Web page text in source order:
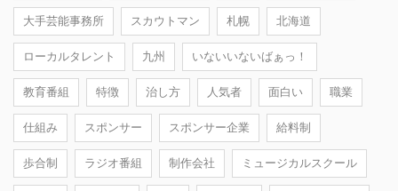
大手芸能事務所 スカウトマン 札幌 北海道
ローカルタレント 九州 いないいないばぁっ！
教育番組 特徴 治し方 人気者 面白い 職業
仕組み スポンサー スポンサー企業 給料制
歩合制 ラジオ番組 制作会社 ミュージカルスクール